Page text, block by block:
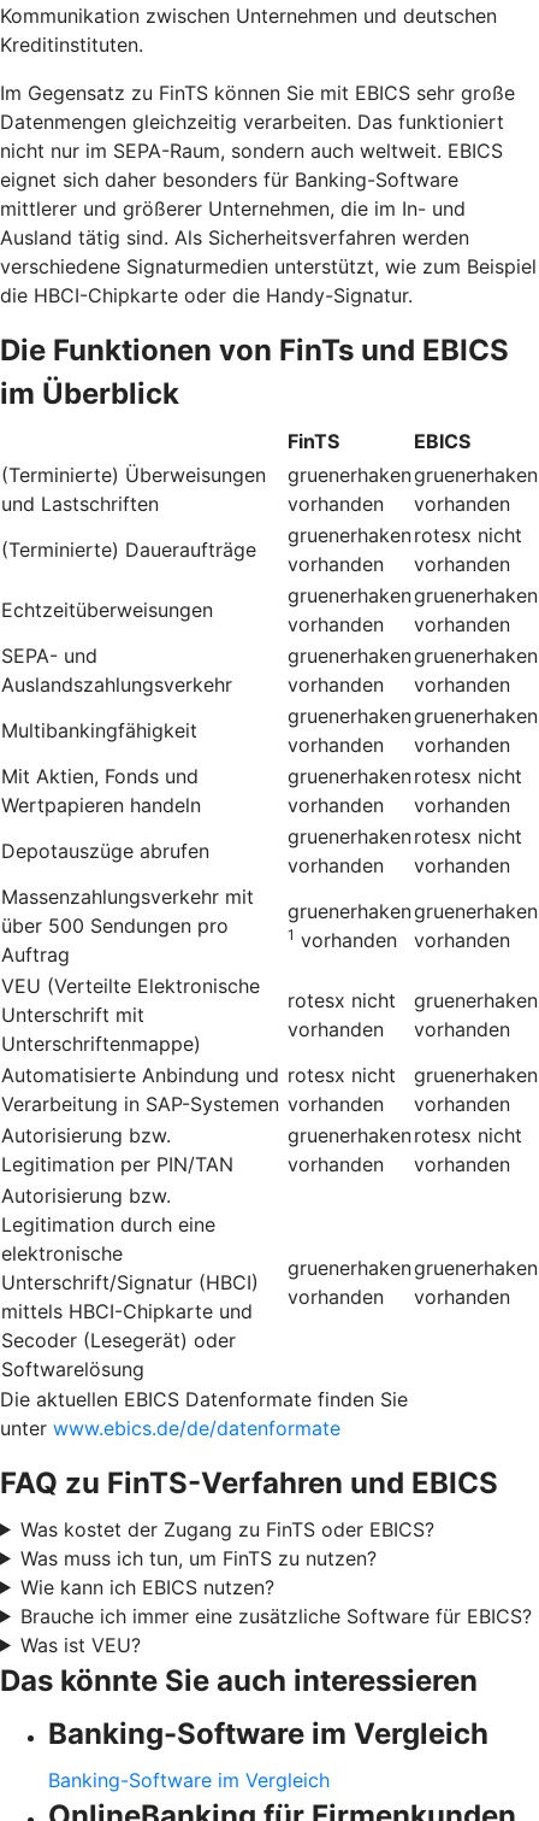
Kommunikation zwischen Unternehmen und deutschen
Kreditinstituten.
Im Gegensatz zu FinTS können Sie mit EBICS sehr große
Datenmengen gleichzeitig verarbeiten. Das funktioniert
nicht nur im SEPA-Raum, sondern auch weltweit. EBICS
eignet sich daher besonders für Banking-Software
mittlerer und größerer Unternehmen, die im In- und
Ausland tätig sind. Als Sicherheitsverfahren werden
verschiedene Signaturmedien unterstützt, wie zum Beispiel
die HBCI-Chipkarte oder die Handy-Signatur.
Die Funktionen von FinTs und EBICS
im Überblick
FinTS
EBICS
(Terminierte) Überweisungen
und Lastschriften
gruenerhaken
vorhanden
gruenerhaken
vorhanden
(Terminierte) Daueraufträge
gruenerhaken
vorhanden
rotesx nicht
vorhanden
Echtzeitüberweisungen
gruenerhaken
vorhanden
gruenerhaken
vorhanden
SEPA- und
Auslandszahlungsverkehr
gruenerhaken
vorhanden
gruenerhaken
vorhanden
Multibankingfähigkeit
gruenerhaken
vorhanden
gruenerhaken
vorhanden
Mit Aktien, Fonds und
Wertpapieren handeln
gruenerhaken
vorhanden
rotesx nicht
vorhanden
Depotauszüge abrufen
gruenerhaken
vorhanden
rotesx nicht
vorhanden
Massenzahlungsverkehr mit
über 500 Sendungen pro
Auftrag
gruenerhaken
1 vorhanden
gruenerhaken
vorhanden
VEU (Verteilte Elektronische
Unterschrift mit
Unterschriftenmappe)
rotesx nicht
vorhanden
gruenerhaken
vorhanden
Automatisierte Anbindung und
Verarbeitung in SAP-Systemen
rotesx nicht
vorhanden
gruenerhaken
vorhanden
Autorisierung bzw.
Legitimation per PIN/TAN
gruenerhaken
vorhanden
rotesx nicht
vorhanden
Autorisierung bzw.
Legitimation durch eine
elektronische
Unterschrift/Signatur (HBCI)
mittels HBCI-Chipkarte und
Secoder (Lesegerät) oder
Softwarelösung
gruenerhaken
vorhanden
gruenerhaken
vorhanden
Die aktuellen EBICS Datenformate finden Sie
unter www.ebics.de/de/datenformate
FAQ zu FinTS-Verfahren und EBICS
Was kostet der Zugang zu FinTS oder EBICS?
Was muss ich tun, um FinTS zu nutzen?
Wie kann ich EBICS nutzen?
Brauche ich immer eine zusätzliche Software für EBICS?
Was ist VEU?
Das könnte Sie auch interessieren
Banking-Software im Vergleich
Banking-Software im Vergleich